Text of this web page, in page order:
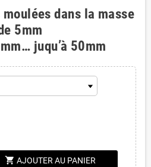
dans la masse
5mm
juqu’à 50mm
shopping_cart AJOUTER AU PANIER